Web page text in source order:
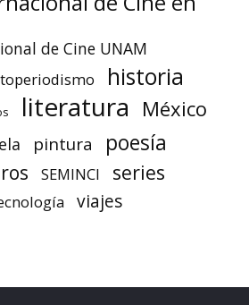
de Cine UNAM
historia
literatura México
pintura poesía
SEMINCI series
viajes